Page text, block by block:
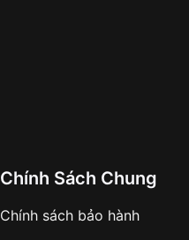
Chính Sách Chung
Chính sách bảo hành